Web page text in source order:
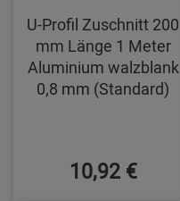
U-Profil Zuschnitt 200
mm Länge 1 Meter
Aluminium walzblank
0,8 mm (Standard)
10,92 €